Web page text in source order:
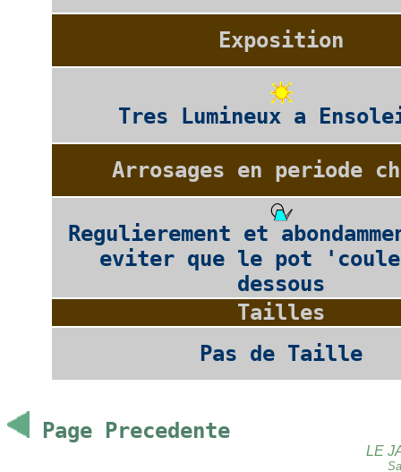
Exposition
Tres Lumineux a
Arrosages en periode
Regulierement et
eviter que le pot
dessous
Tailles
Pas de Taille
Page Precedente
LE